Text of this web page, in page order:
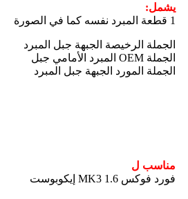
يشمل:
1 قطعة المبرد نفسه كما في الصورة
الجملة الرخيصة الجبهة جبل المبرد
الجملة OEM المبرد الأمامي جبل
الجملة المورد الجبهة جبل المبرد
مناسب ل
فورد فوكس MK3 1.6 إيكوبوست